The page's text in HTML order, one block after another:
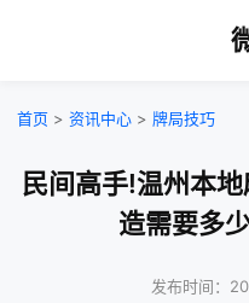
首页 > 资讯中心 > 牌局技巧
民间高手!温州本
造需要多
发布时间：